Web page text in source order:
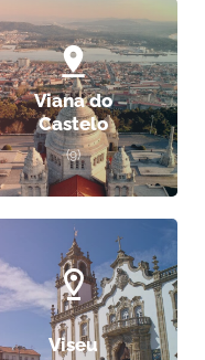
Viana do
Castelo
(9)
Viseu